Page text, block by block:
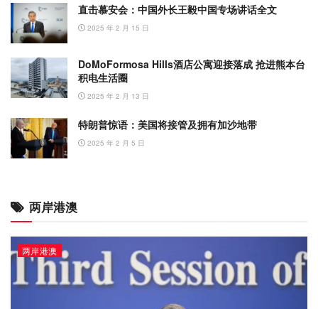
直击慕安会：中国外长王毅中国专场讲话全文
2025 年 2 月 15 日
DoMoFormosa Hills酒店公寓迎接落成 抢进熊本台
积电生活圈
2025 年 2 月 13 日
特朗普惊语：美国将接管及拥有加沙地带
2025 年 2 月 5 日
两岸港澳
两岸港澳